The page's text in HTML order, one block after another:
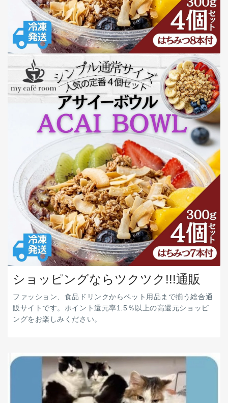
ショッピングならツクツク!!!通販
ファッション、食品ドリンクからペット用品まで揃う総合通
販サイトです。ポイント還元率1.5％以上の高還元ショッピ
ングをお楽しみください。